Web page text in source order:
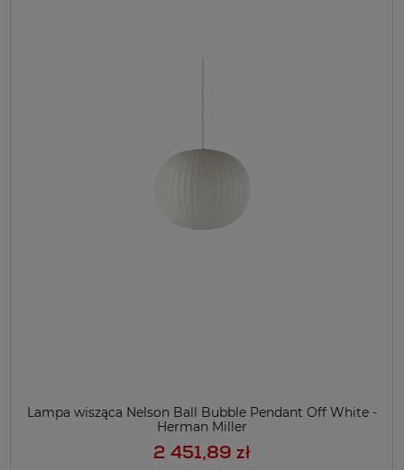
Lampa wisząca Nelson Ball Bubble Pendant Off White -
Herman Miller
2 451,89 zł